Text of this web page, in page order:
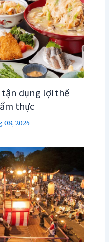
tận dụng lợi thế
thực
08, 2026